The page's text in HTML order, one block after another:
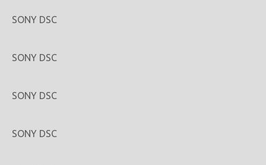
SONY DSC
SONY DSC
SONY DSC
SONY DSC